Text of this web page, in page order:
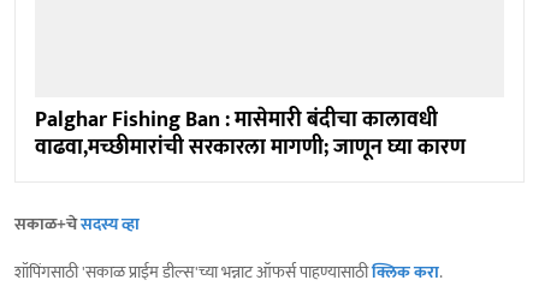
Palghar Fishing Ban : मासेमारी बंदीचा कालावधी
वाढवा,मच्छीमारांची सरकारला मागणी; जाणून घ्या कारण
सकाळ+चेसदस्य व्हा
शॉपिंगसाठी 'सकाळ प्राईम डील्स'च्या भन्नाट ऑफर्स पाहण्यासाठीक्लिक करा.